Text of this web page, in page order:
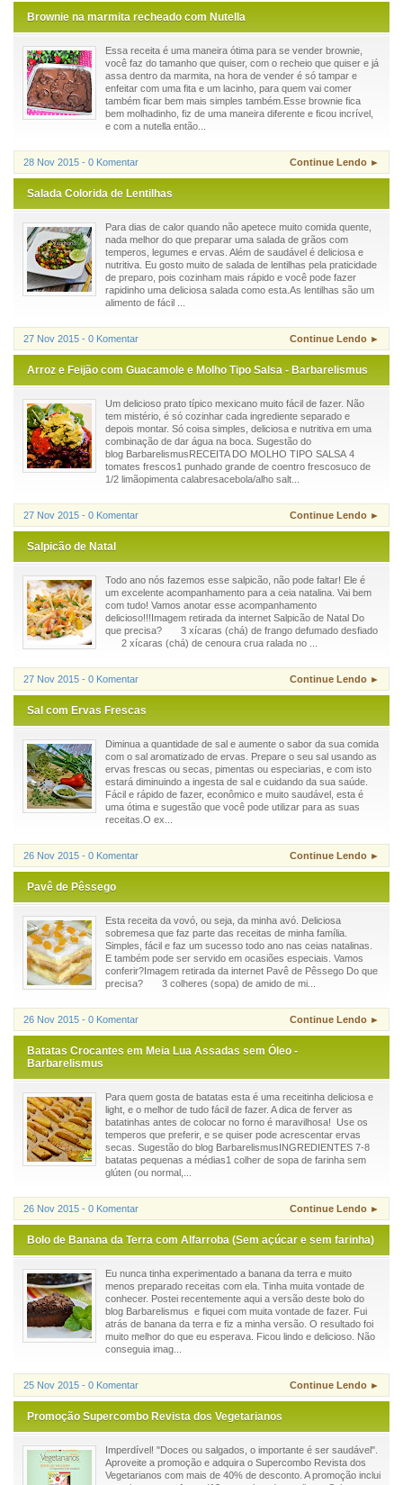
Brownie na marmita recheado com Nutella
Essa receita é uma maneira ótima para se vender brownie,
você faz do tamanho que quiser, com o recheio que quiser e já
assa dentro da marmita, na hora de vender é só tampar e
enfeitar com uma fita e um lacinho, para quem vai comer
também ficar bem mais simples também.Esse brownie fica
bem molhadinho, fiz de uma maneira diferente e ficou incrível,
e com a nutella então...
28 Nov 2015 - 0 Komentar Continue Lendo ►
Salada Colorida de Lentilhas
Para dias de calor quando não apetece muito comida quente,
nada melhor do que preparar uma salada de grãos com
temperos, legumes e ervas. Além de saudável é deliciosa e
nutritiva. Eu gosto muito de salada de lentilhas pela praticidade
de preparo, pois cozinham mais rápido e você pode fazer
rapidinho uma deliciosa salada como esta.As lentilhas são um
alimento de fácil ...
27 Nov 2015 - 0 Komentar Continue Lendo ►
Arroz e Feijão com Guacamole e Molho Tipo Salsa - Barbarelismus
Um delicioso prato típico mexicano muito fácil de fazer. Não
tem mistério, é só cozinhar cada ingrediente separado e
depois montar. Só coisa simples, deliciosa e nutritiva em uma
combinação de dar água na boca. Sugestão do
blog BarbarelismusRECEITA DO MOLHO TIPO SALSA 4
tomates frescos1 punhado grande de coentro frescosuco de
1/2 limãopimenta calabresacebola/alho salt...
27 Nov 2015 - 0 Komentar Continue Lendo ►
Salpicão de Natal
Todo ano nós fazemos esse salpicão, não pode faltar! Ele é
um excelente acompanhamento para a ceia natalina. Vai bem
com tudo! Vamos anotar esse acompanhamento
delicioso!!!Imagem retirada da internet Salpicão de Natal Do
que precisa? 3 xícaras (chá) de frango defumado desfiado
2 xícaras (chá) de cenoura crua ralada no ...
27 Nov 2015 - 0 Komentar Continue Lendo ►
Sal com Ervas Frescas
Diminua a quantidade de sal e aumente o sabor da sua comida
com o sal aromatizado de ervas. Prepare o seu sal usando as
ervas frescas ou secas, pimentas ou especiarias, e com isto
estará diminuindo a ingesta de sal e cuidando da sua saúde.
Fácil e rápido de fazer, econômico e muito saudável, esta é
uma ótima e sugestão que você pode utilizar para as suas
receitas.O ex...
26 Nov 2015 - 0 Komentar Continue Lendo ►
Pavê de Pêssego
Esta receita da vovó, ou seja, da minha avó. Deliciosa
sobremesa que faz parte das receitas de minha família.
Simples, fácil e faz um sucesso todo ano nas ceias natalinas.
E também pode ser servido em ocasiões especiais. Vamos
conferir?Imagem retirada da internet Pavê de Pêssego Do que
precisa? 3 colheres (sopa) de amido de mi...
26 Nov 2015 - 0 Komentar Continue Lendo ►
Batatas Crocantes em Meia Lua Assadas sem Óleo -
Barbarelismus
Para quem gosta de batatas esta é uma receitinha deliciosa e
light, e o melhor de tudo fácil de fazer. A dica de ferver as
batatinhas antes de colocar no forno é maravilhosa! Use os
temperos que preferir, e se quiser pode acrescentar ervas
secas. Sugestão do blog BarbarelismusINGREDIENTES 7-8
batatas pequenas a médias1 colher de sopa de farinha sem
glúten (ou normal,...
26 Nov 2015 - 0 Komentar Continue Lendo ►
Bolo de Banana da Terra com Alfarroba (Sem açúcar e sem farinha)
Eu nunca tinha experimentado a banana da terra e muito
menos preparado receitas com ela. Tinha muita vontade de
conhecer. Postei recentemente aqui a versão deste bolo do
blog Barbarelismus e fiquei com muita vontade de fazer. Fui
atrás de banana da terra e fiz a minha versão. O resultado foi
muito melhor do que eu esperava. Ficou lindo e delicioso. Não
conseguia imag...
25 Nov 2015 - 0 Komentar Continue Lendo ►
Promoção Supercombo Revista dos Vegetarianos
Imperdível! "Doces ou salgados, o importante é ser saudável".
Aproveite a promoção e adquira o Supercombo Revista dos
Vegetarianos com mais de 40% de desconto. A promoção inclui